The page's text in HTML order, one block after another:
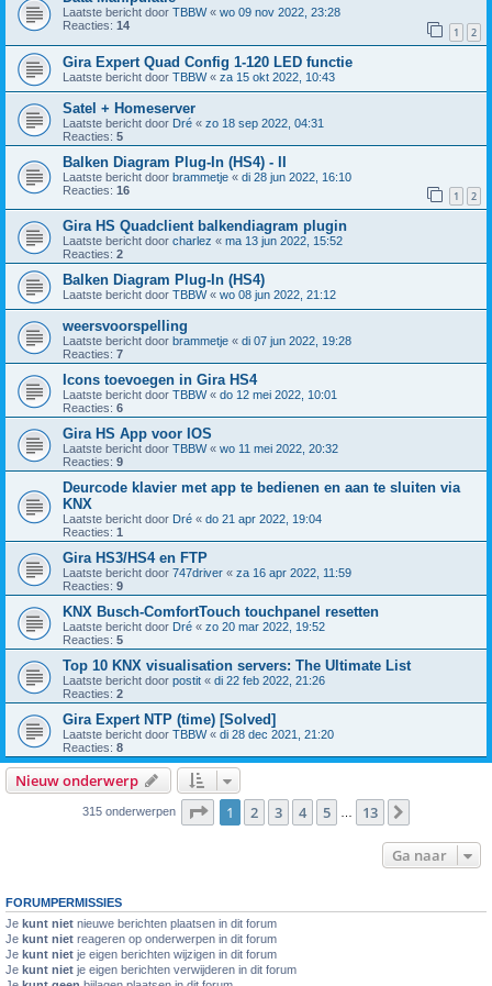
Laatste bericht door TBBW« wo 09 nov 2022, 23:28
Reacties: 14 1 2
Gira Expert Quad Config 1-120 LED functie
Laatste bericht door TBBW« za 15 okt 2022, 10:43
Satel + Homeserver
Laatste bericht door Dré « zo 18 sep 2022, 04:31
Reacties: 5
Balken Diagram Plug-In (HS4) - II
Laatste bericht door brammetje « di 28 jun 2022, 16:10
Reacties: 16 1 2
Gira HS Quadclient balkendiagram plugin
Laatste bericht door charlez « ma 13 jun 2022, 15:52
Reacties: 2
Balken Diagram Plug-In (HS4)
Laatste bericht door TBBW« wo 08 jun 2022, 21:12
weersvoorspelling
Laatste bericht door brammetje « di 07 jun 2022, 19:28
Reacties: 7
Icons toevoegen in Gira HS4
Laatste bericht door TBBW« do 12 mei 2022, 10:01
Reacties: 6
Gira HS App voor IOS
Laatste bericht door TBBW« wo 11 mei 2022, 20:32
Reacties: 9
Deurcode klavier met app te bedienen en aan te sluiten via
KNX
Laatste bericht door Dré « do 21 apr 2022, 19:04
Reacties: 1
Gira HS3/HS4 en FTP
Laatste bericht door 747driver « za 16 apr 2022, 11:59
Reacties: 9
KNX Busch-ComfortTouch touchpanel resetten
Laatste bericht door Dré « zo 20 mar 2022, 19:52
Reacties: 5
Top 10 KNX visualisation servers: The Ultimate List
Laatste bericht door postit « di 22 feb 2022, 21:26
Reacties: 2
Gira Expert NTP (time) [Solved]
Laatste bericht door TBBW« di 28 dec 2021, 21:20
Reacties: 8
Nieuw onderwerp
315 onderwerpen Pagina van 13
1 2 3 4 5 13
Ga naar
FORUMPERMISSIES
Je kunt niet nieuwe berichten plaatsen in dit forum
Je kunt niet reageren op onderwerpen in dit forum
Je kunt niet je eigen berichten wijzigen in dit forum
Je kunt niet je eigen berichten verwijderen in dit forum